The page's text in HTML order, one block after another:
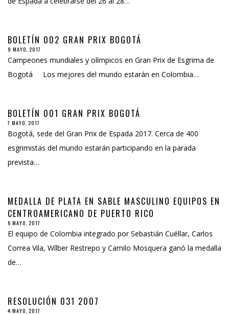
BOLETÍN 002 GRAN PRIX BOGOTÁ
9 MAYO, 2017
Campeones mundiales y olímpicos en Gran Prix de Esgrima de
Bogotá Los mejores del mundo estarán en Colombia…
BOLETÍN 001 GRAN PRIX BOGOTÁ
7 MAYO, 2017
Bogotá, sede del Gran Prix de Espada 2017. Cerca de 400
esgrimistas del mundo estarán participando en la parada
prevista…
MEDALLA DE PLATA EN SABLE MASCULINO EQUIPOS EN
CENTROAMERICANO DE PUERTO RICO
6 MAYO, 2017
El equipo de Colombia integrado por Sebastián Cuéllar, Carlos
Correa Vila, Wílber Restrepo y Camilo Mosquera ganó la medalla
de…
RESOLUCIÓN 031 2007
4 MAYO, 2017